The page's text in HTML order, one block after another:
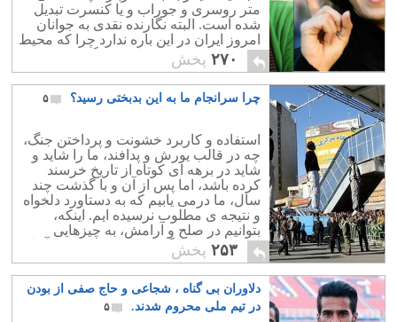
تفاوتی میان بستر عشق بازی در خانه ی
خودش و خانه ی الله وجود ندارد و خب الله
از این گستاخی شاید خوشش نیامده.
متر روسری و جوراب و یا کنسرت تبدیل
شده است. البته نگارنده نقدی به جوانان
امروز ایران در این باره ندارد چرا که محیط
ایشان را وادار نموده است و گرنه در
فضای باز و آزاد این چنین نمی شد. از سوی
دیگر درخواستهایی مانند آزادی حجاب و
کنسرت ، جنین ناقص خواهد بود چرا که با
خواست مدنی مردم!
۲۷۰ پخش
چرا سرانجام ما به این بدبختی رسید؟ ۵
استفاده و کاربرد خشونت و پرداختن جنگ،
چه در قالب یورش و پدافند، ما را شاید و
شاید در برهه ای کوتاه از تاریخ خرسند
کرده باشد، اما پس از آن و با گذشت چند
سال، ما درمی یابیم که به دستاورد دلخواه
و نتیجه ی مطلوب نرسیده ایم. اینکه،
بتوانیم در صلح و آرامش، به چیزهایی
ارزشمند و ماندگار برسیم که امروزه آنها
را به عنوان حقوق بشر، آزادی بیان و
چیزهایی از این دست می شناسیم.
چیزهایی که هرگز با موشک بدست نخواهد
آمد!
۲۵۳ پخش
دلاوران بی گناه ، شجاعی و حاج صفی از بودن
در تیم ملی محروم شدند.
۵